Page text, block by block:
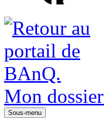
Mon dossier
Sous-menu